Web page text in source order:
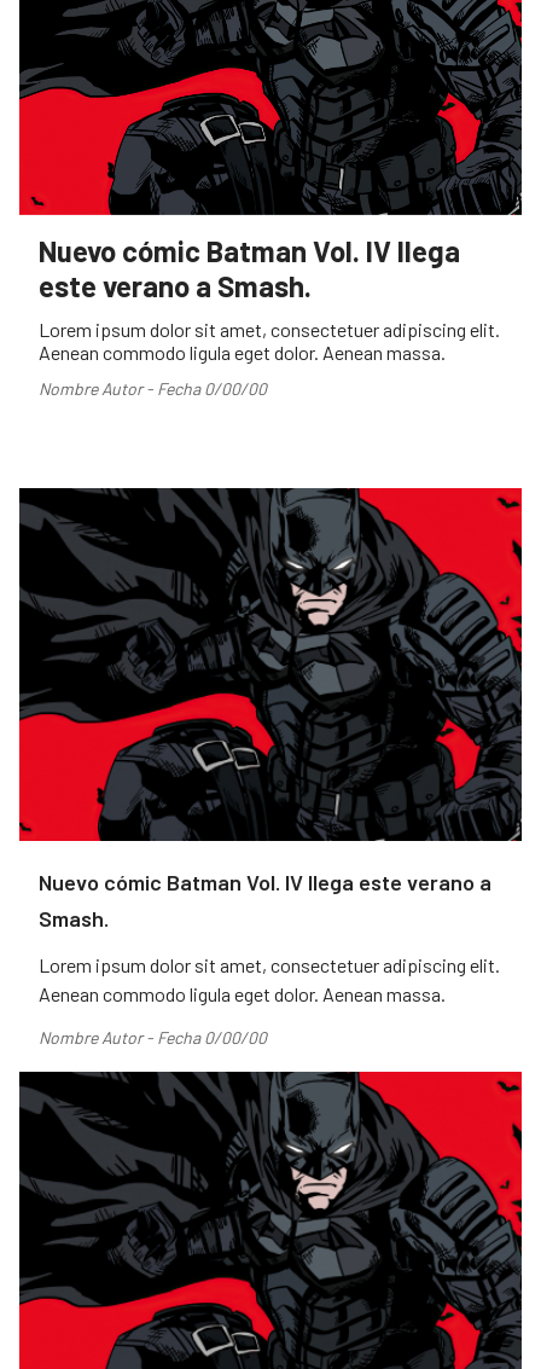
Nuevo cómic Batman Vol. IV llega
este verano a Smash.
Lorem ipsum dolor sit amet, consectetuer adipiscing elit.
Aenean commodo ligula eget dolor. Aenean massa.
Nombre Autor - Fecha 0/00/00
Nuevo cómic Batman Vol. IV llega este verano a
Smash.
Lorem ipsum dolor sit amet, consectetuer adipiscing elit.
Aenean commodo ligula eget dolor. Aenean massa.
Nombre Autor - Fecha 0/00/00